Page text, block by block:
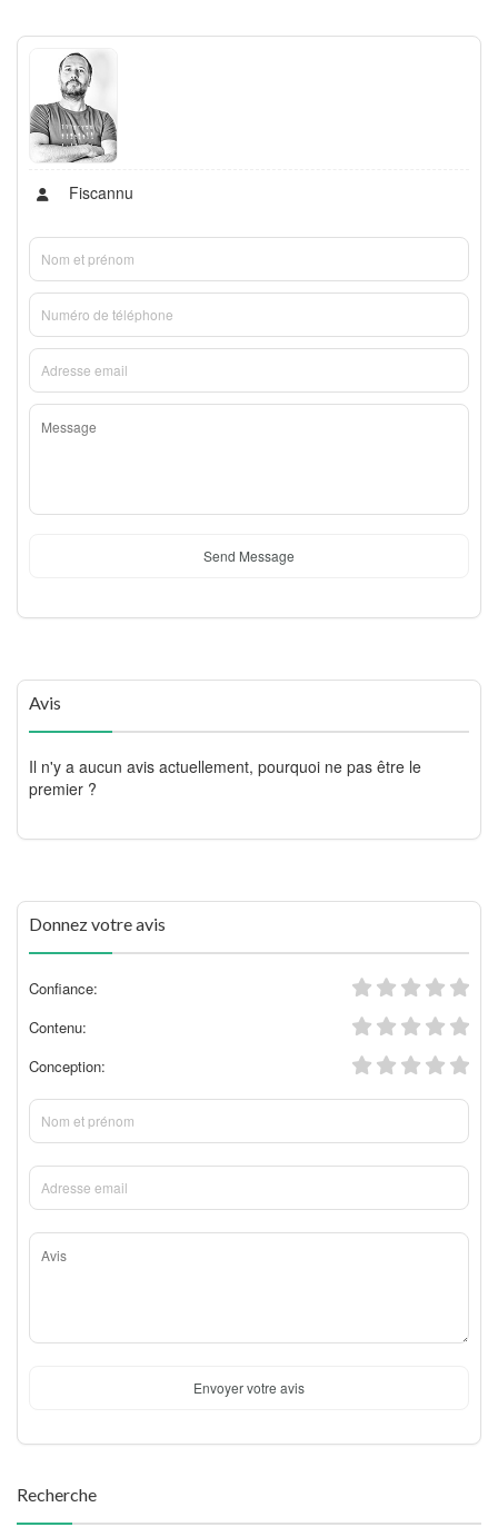
Fiscannu
Send Message
Avis
Il n'y a aucun avis actuellement, pourquoi ne pas être le
premier ?
Donnez votre avis
Confiance:
Contenu:
Conception:
Envoyer votre avis
Recherche